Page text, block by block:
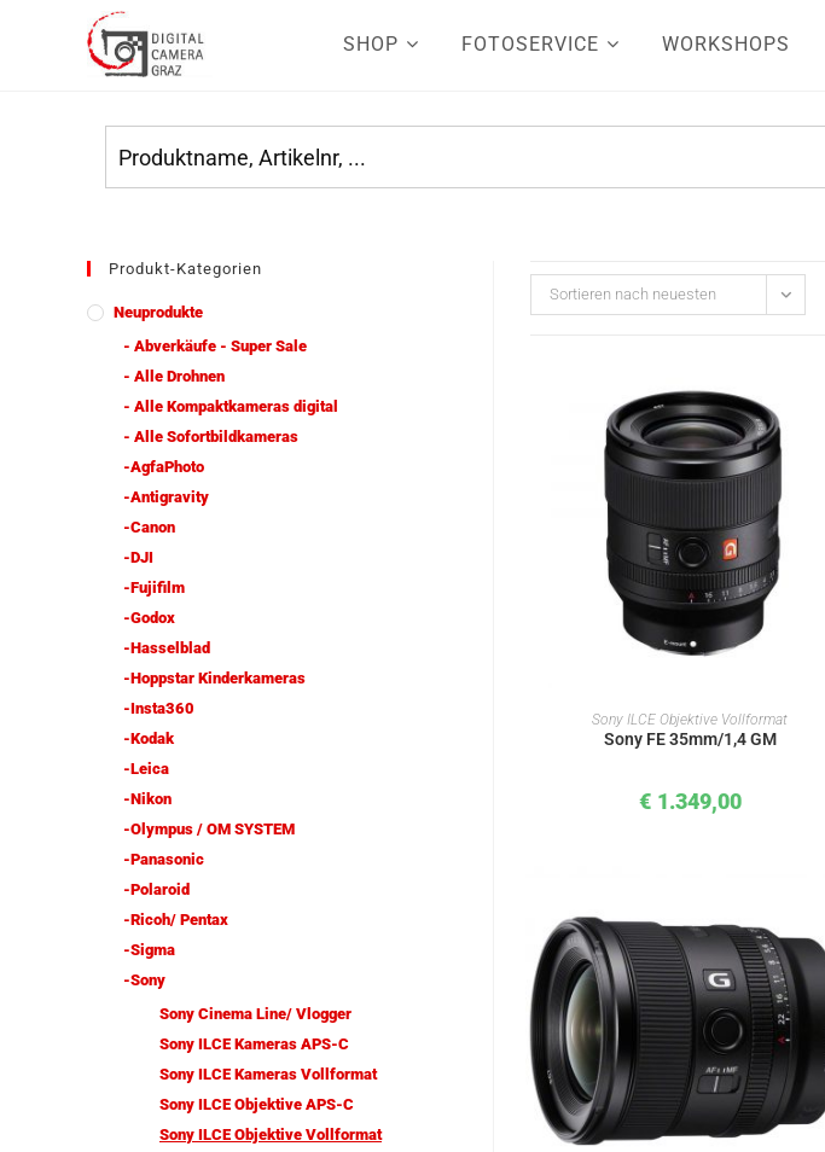
SHOP FOTOSERVICE WORKSHOPS
Produkt-Kategorien
Neuprodukte
- Abverkäufe - Super Sale
- Alle Drohnen
- Alle Kompaktkameras digital
- Alle Sofortbildkameras
-AgfaPhoto
-Antigravity
-Canon
-DJI
-Fujifilm
-Godox
-Hasselblad
-Hoppstar Kinderkameras
-Insta360
-Kodak
-Leica
-Nikon
-Olympus / OM SYSTEM
-Panasonic
-Polaroid
-Ricoh/ Pentax
-Sigma
-Sony
Sony Cinema Line/ Vlogger
Sony ILCE Kameras APS-C
Sony ILCE Kameras Vollformat
Sony ILCE Objektive APS-C
Sony ILCE Objektive Vollformat
Sortieren nach neuesten
IN DEN WARENKORB
Sony ILCE Objektive Vollformat
Sony FE 35mm/1,4 GM
€ 1.349,00